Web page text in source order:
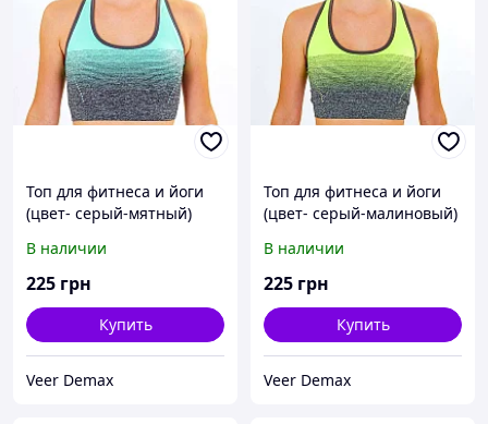
Топ для фитнеса и йоги
(цвет- серый-мятный)
В наличии
225 грн
Купить
Veer Demax
Топ для фитнеса и йоги
(цвет- серый-малиновый)
В наличии
225 грн
Купить
Veer Demax